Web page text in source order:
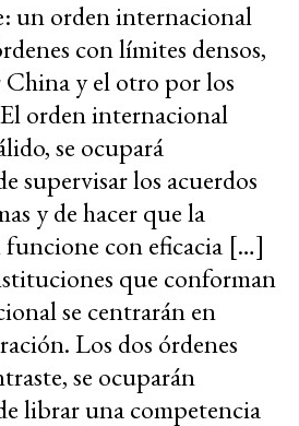
un orden internacional
con límites densos,
y el otro por los
orden internacional
se ocupará
supervisar los acuerdos
y de hacer que la
funcione con eficacia […]
que conforman
se centrarán en
Los dos órdenes
se ocuparán
librar una competencia